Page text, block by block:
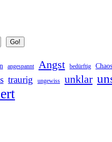
Go!
angespannt Angst bedürftig Chaos
traurig ungewiss unklar